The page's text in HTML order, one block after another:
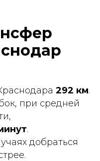
292 км.
при средней
.
добраться